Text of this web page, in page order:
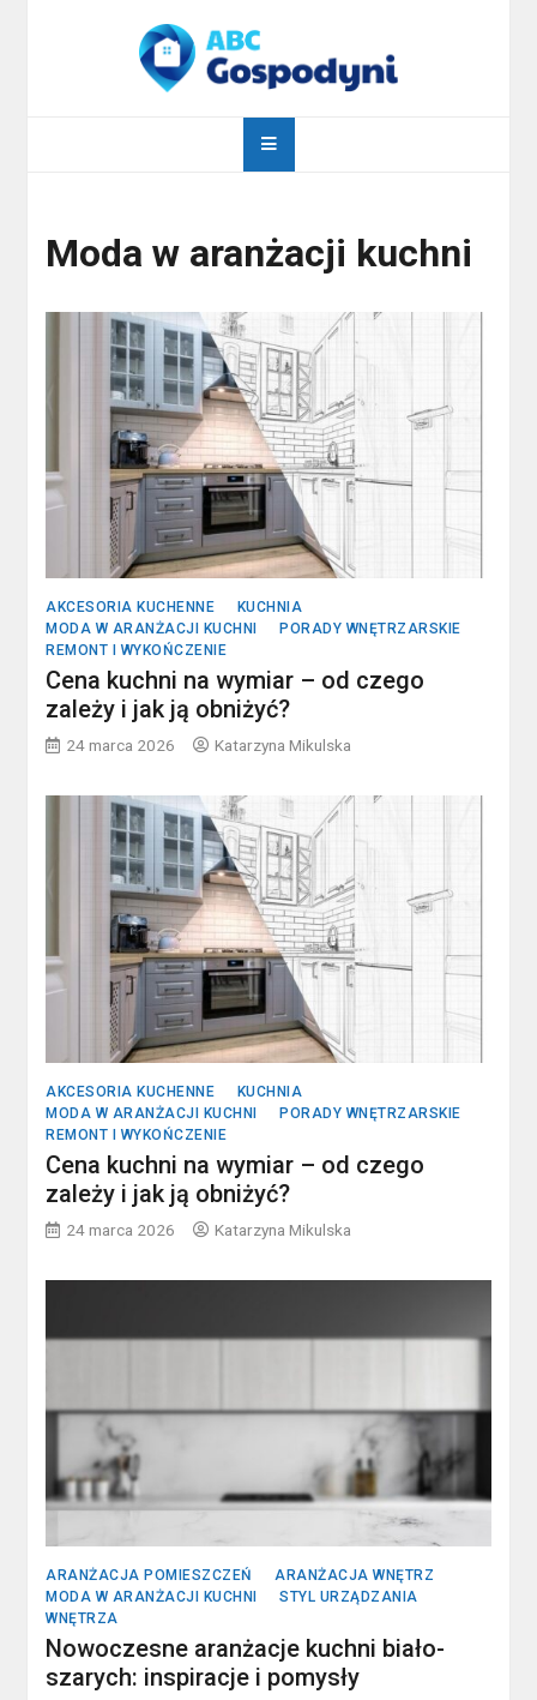
abcgospodyni.pl
Moda w aranżacji kuchni
AKCESORIA KUCHENNE
KUCHNIA
MODA W ARANŻACJI KUCHNI
PORADY WNĘTRZARSKIE
REMONT I WYKOŃCZENIE
Cena kuchni na wymiar – od czego
zależy i jak ją obniżyć?
24 marca 2026 Katarzyna Mikulska
AKCESORIA KUCHENNE
KUCHNIA
MODA W ARANŻACJI KUCHNI
PORADY WNĘTRZARSKIE
REMONT I WYKOŃCZENIE
Cena kuchni na wymiar – od czego
zależy i jak ją obniżyć?
24 marca 2026 Katarzyna Mikulska
ARANŻACJA POMIESZCZEŃ
ARANŻACJA WNĘTRZ
MODA W ARANŻACJI KUCHNI
STYL URZĄDZANIA
WNĘTRZA
Nowoczesne aranżacje kuchni biało-
szarych: inspiracje i pomysły